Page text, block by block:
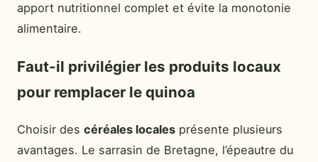
apport nutritionnel complet et évite la monotonie
alimentaire.
Faut-il privilégier les produits locaux
pour remplacer le quinoa
Choisir des céréales locales présente plusieurs
avantages. Le sarrasin de Bretagne, l’épeautre du